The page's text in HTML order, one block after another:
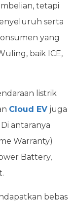
tetapi
serta
yang
baik ICE,
listrik
Cloud EV juga
antaranya
Warranty)
Battery,
bebas